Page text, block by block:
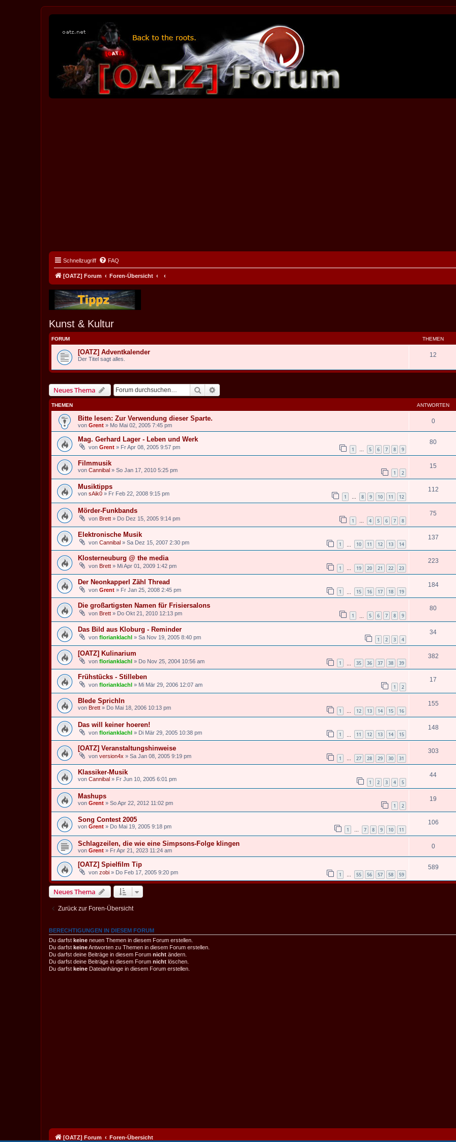
Schnellzugriff FAQ
[OATZ] Forum Foren-Übersicht
Kunst & Kultur
FORUM THEMEN
[OATZ] Adventkalender
Der Titel sagt alles.
12
Neues Thema Suche
THEMEN ANTWORTEN
Bitte lesen: Zur Verwendung dieser Sparte.
von Grent » Mo Mai 02, 2005 7:45 pm
0
Mag. Gerhard Lager - Leben und Werk
von Grent » Fr Apr 08, 2005 9:57 pm 1 … 5 6 7 8 9
80
Filmmusik
von Cannibal » So Jan 17, 2010 5:25 pm 1 2
15
Musiktipps
von sAik0 » Fr Feb 22, 2008 9:15 pm 1 … 8 9 10 11 12
112
Mörder-Funkbands
von Brett » Do Dez 15, 2005 9:14 pm 1 … 4 5 6 7 8
75
Elektronische Musik
von Cannibal » Sa Dez 15, 2007 2:30 pm 1 10 11 12 13 14
137
Klosterneuburg @ the media
von Brett » Mi Apr 01, 2009 1:42 pm 1 … 19 20 21 22 23
223
Der Neonkapperl Zähl Thread
von Grent » Fr Jan 25, 2008 2:45 pm 1 15 16 17 18 19
184
Die großartigsten Namen für Frisiersalons
von Brett » Do Okt 21, 2010 12:13 pm 1 5 6 7 8 9
80
Das Bild aus Kloburg - Reminder
von florianklachl » Sa Nov 19, 2005 8:40 pm 1 2 3 4
34
[OATZ] Kulinarium
von florianklachl » Do Nov 25, 2004 10:56 am 1 35 36 37 38 39
382
Frühstücks - Stilleben
von florianklachl » Mi Mär 29, 2006 12:07 am 1 2
17
Blede Sprichln
von Brett » Do Mai 18, 2006 10:13 pm 1 … 12 13 14 15 16
155
Das will keiner hoeren!
von florianklachl » Di Mär 29, 2005 10:38 pm 1 11 12 13 14 15
148
[OATZ] Veranstaltungshinweise
von version4x » Sa Jan 08, 2005 9:19 pm 1 … 27 28 29 30 31
303
Klassiker-Musik
von Cannibal » Fr Jun 10, 2005 6:01 pm 1 2 3 4 5
44
Mashups
von Grent » So Apr 22, 2012 11:02 pm 1 2
19
Song Contest 2005
von Grent » Do Mai 19, 2005 9:18 pm 1 … 7 8 9 10 11
106
Schlagzeilen, die wie eine Simpsons-Folge klingen
von Grent » Fr Apr 21, 2023 11:24 am
0
[OATZ] Spielfilm Tip
von zobi » Do Feb 17, 2005 9:20 pm 1 55 56 57 58 59
589
Neues Thema
Zurück zur Foren-Übersicht
BERECHTIGUNGEN IN DIESEM FORUM
Du darfst keine neuen Themen in diesem Forum erstellen.
Du darfst keineAntworten zu Themen in diesem Forum erstellen.
Du darfst deine Beiträge in diesem Forum nicht ändern.
Du darfst deine Beiträge in diesem Forum nicht löschen.
Du darfst keine Dateianhänge in diesem Forum erstellen.
[OATZ] Forum Foren-Übersicht